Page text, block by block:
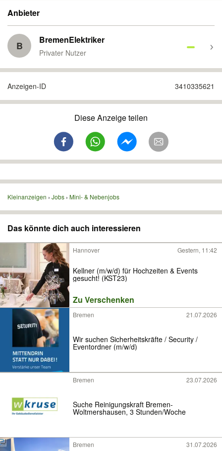
Anbieter
B BremenElektriker
Privater Nutzer
Anzeigen-ID 3410335621
Diese Anzeige teilen
Kleinanzeigen Jobs Mini- & Nebenjobs
Das könnte dich auch interessieren
Hannover Gestern, 11:42
Kellner (m/w/d) für Hochzeiten & Events
gesucht! (KST23)
Zu Verschenken
Bremen 21.07.2026
Wir suchen Sicherheitskräfte / Security /
Eventordner (m/w/d)
Bremen 23.07.2026
Suche Reinigungskraft Bremen-
Woltmershausen, 3 Stunden/Woche
Bremen 31.07.2026